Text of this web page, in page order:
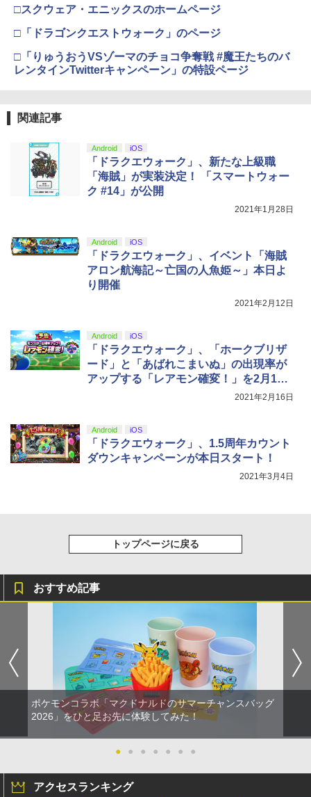
4
おしり前マン～復活のおしり前帝国～ Bl
￥6,864
常版)【Blu-ray】 [ (アニメーション) ]
￥7,550
4
ニンテンドープリペイド番号 9000円|オ
ンラインコード版
ニンテンドープリペイド番号 5000円|オ
ンラインコード版
￥5,000
￥11,849
【純正品】DualSense ワイヤレスコン
トローラー ミッドナイト ブラック(CFI-
【純正品】DualSense ワイヤレスコン
トローラー(CFI-ZCT2J)
￥10,737
ラー (カーボンブラック)
トローラー Series 2 Core Edition (ホワ
イト)
￥18,500
劇場版「鬼滅の刃」無限城編 第一章 猗
窩座再来 通常版 [DVD]
￥3,523
4
￥8,698
【Amazon.co.jp限定】劇場版モノノ怪
剣、十翼より来たる！スタジオ描き下ろ
しイラストボード付) [DVD]
￥8,800
□スクウェア・エニックスのホームページ
□「ドラゴンクエストウォーク」のページ
□「りゅうおうVSゾーマのチョコ争奪戦 #魔王たちのバ
レンタインTwitterキャンペーン」の特設ページ
関連記事
Android iOS
「ドラクエウォーク」、新たな上級職
「海賊」が実装決定！ 「スマートウォー
ク #14」が公開
2021年1月28日
Android iOS
「ドラクエウォーク」、イベント「海賊
アロン航海記～亡国の人魚姫～」本日よ
り開催
2021年2月12日
Android iOS
「ドラクエウォーク」、「ホークブリザ
ード」と「あばれこまいぬ」の出現率が
アップする「レアモン確変！」を2月19
2021年2月16日
Android iOS
「ドラクエウォーク」、1.5周年カウント
ダウンキャンペーンが本日スタート！
2021年3月4日
トップページに戻る
おすすめ記事
ポケモンコラボ「マクドナルドのサマーチャンスバッグ
2026」をひと足お先に体験してみた！
● ● ● ● ● ● ●
アクセスランキング